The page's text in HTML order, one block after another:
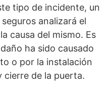
tipo de incidente, un
analizará el
causa del mismo. Es
ha sido causado
o por la instalación
cierre de la puerta.